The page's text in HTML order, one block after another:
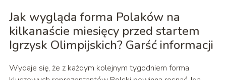
Jak wygląda forma Polaków na
kilkanaście miesięcy przed startem
Igrzysk Olimpijskich? Garść informacji
Wydaje się, że z każdym kolejnym tygodniem forma